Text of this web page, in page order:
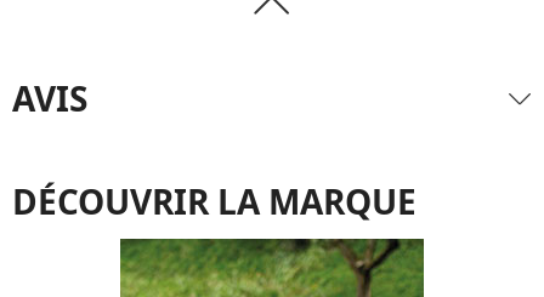
AVIS
DÉCOUVRIR LA MARQUE